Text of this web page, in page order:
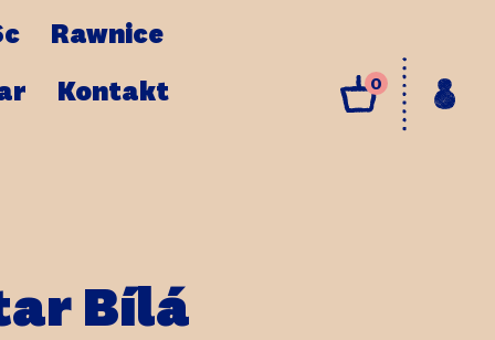
Rawnice
Kontakt 0
Bílá